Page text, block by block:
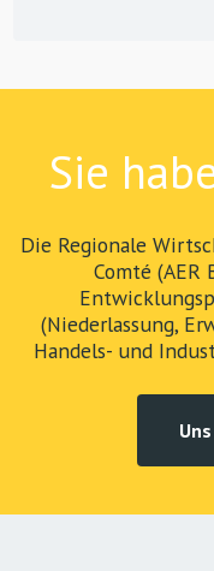
Sie
Die Regionale
Comté
(Niederlassung,
Handels- und